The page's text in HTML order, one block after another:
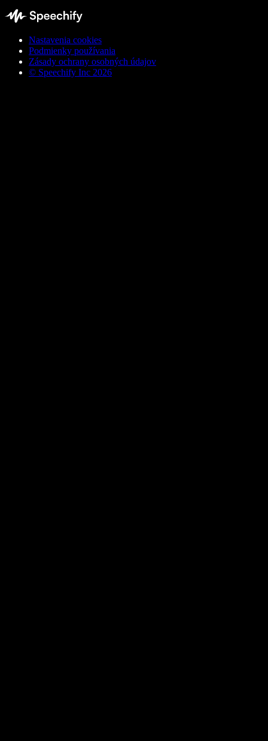
Nastavenia cookies
Podmienky používania
Zásady ochrany osobných údajov
© Speechify Inc 2026